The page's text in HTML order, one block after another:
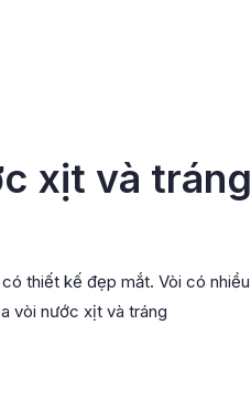
xịt và tráng
thiết kế đẹp mắt. Vòi có nhiều
vòi nước xịt và tráng